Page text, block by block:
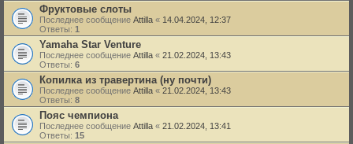
Фруктовые слоты
Последнее сообщение Attilla « 14.04.2024, 12:37
Ответы: 1
Yamaha Star Venture
Последнее сообщение Attilla « 21.02.2024, 13:43
Ответы: 6
Копилка из травертина (ну почти)
Последнее сообщение Attilla « 21.02.2024, 13:43
Ответы: 8
Пояс чемпиона
Последнее сообщение Attilla « 21.02.2024, 13:41
Ответы: 15